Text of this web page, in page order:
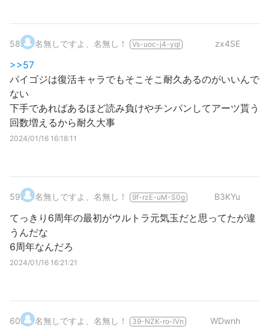
58. 名無しですよ、名無し！ Vs-uoc-j4-yql zx4SE
>>57
パイゴジは復活キャラでもそこそこ耐久あるのがいいんで
ない
下手であればあるほど読み負けやチンパンしてアーツ貰う
回数増えるから耐久大事
2024/01/16 16:18:11
59. 名無しですよ、名無し！ 9f-rzE-uM-S0g B3KYu
てっきり6周年の最初がウルトラ元気玉だと思ってたが違
うんだな
6周年なんだろ
2024/01/16 16:21:21
60. 名無しですよ、名無し！ 39-NZK-ro-IVn WDwnh